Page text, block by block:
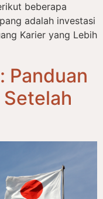
beberapa
adalah investasi
Karier yang Lebih
Panduan